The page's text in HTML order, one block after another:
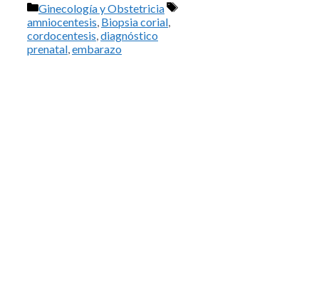
Categorías
Ginecología y Obstetricia
Etiquetas
amniocentesis, Biopsia corial,
cordocentesis,diagnóstico
prenatal,embarazo